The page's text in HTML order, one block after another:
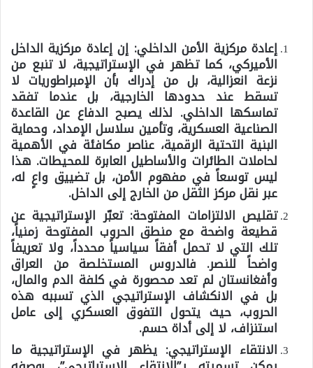
إعادة مركزية الأمن الداخلي: إن إعادة مركزية الداخل
الأميركي، كما تظهر في الإستراتيجية، لا تنبع من
نزعة انعزالية، بل من إدراك بأن الإمبراطوريات لا
تسقط عند حدودها الخارجية، بل عندما تفقد
تماسكها الداخلي. لذلك يصبح الدفاع عن القاعدة
الصناعية العسكرية، وتأمين سلاسل الإمداد، وحماية
البنية التحتية الرقمية، عناصر مكافئة في الأهمية
لحاملات الطائرات والأساطيل العابرة للمحيطات. هذا
ليس توسعاً في مفهوم الأمن، بل تضييق واعٍ له،
عبر نقل مركز الثقل من الخارج إلى الداخل.
تقليص الالتزامات المفتوحة:تعبّر الإستراتيجية عن
قطيعة واضحة مع منطق الحروب المفتوحة زمنياً،
تلك التي لا تحمل أفقاً سياسياً محدداً، ولا تعريفاً
واضحاً للنصر. فالدروس المستخلصة من العراق
وأفغانستان لم تعد محصورة في كلفة الدم والمال،
بل في الانكشاف الإستراتيجي الذي تسببه هذه
الحروب، حيث يتحول التفوق العسكري إلى عامل
استنزاف، لا إلى أداة حسم.
الانتقاء الإستراتيجي: يظهر في الإستراتيجية ما